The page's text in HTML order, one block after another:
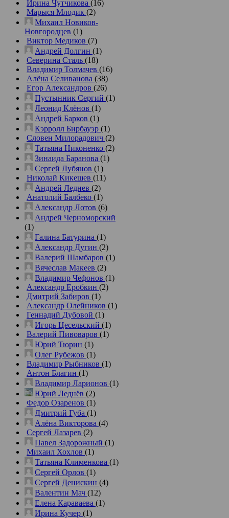
Ирина Чутчикова (16)
Марыся Млодик (2)
Михаил Новиков-
Новгородцев (1)
Виктор Медиков (7)
Андрей Долгин (1)
Северина Сталь (18)
Владимир Толмачев (16)
Алёна Селиванова (38)
Егор Александров (26)
Пустынник Сергий (1)
Леонид Клёнов (1)
Андрей Барков (1)
Кэрролл Бирбауэр (1)
Словен Милорадович (2)
Татьяна Никоненко (2)
Зинаида Баранова (1)
Сергей Лубянов (1)
Николай Кикешев (11)
Андрей Леднев (2)
Анатолий Балбеко (1)
Александр Лотов (6)
Андрей Черноморский
(1)
Галина Батурина (1)
Александр Дугин (2)
Валерий Шамбаров (1)
Вячеслав Макеев (2)
Владимир Чефонов (1)
Александр Еробкин (2)
Дмитрий Забиров (1)
Александр Олейников (1)
Геннадий Дубовой (1)
Игорь Цесельский (1)
Валерий Пивоваров (1)
Юрий Тюрин (1)
Олег Рубежов (1)
Владимир Рыбников (1)
Антон Благин (1)
Владимир Ларионов (1)
Юрий Леднёв (2)
Федор Озаренов (1)
Дмитрий Губа (1)
Алёна Викторова (4)
Сергей Лазарев (2)
Павел Задорожный (1)
Михаил Хохлов (1)
Татьяна Клименкова (1)
Сергей Орлов (1)
Сергей Денискин (4)
Валентин Мач (12)
Елена Караваева (1)
Ирина Кучер (1)